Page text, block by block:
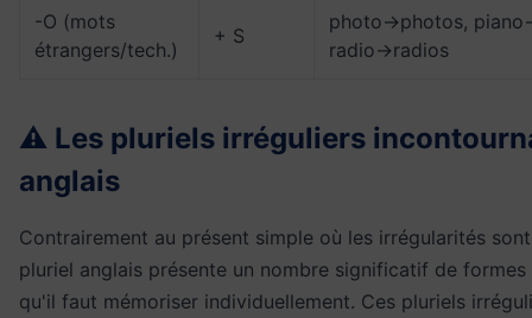
-O (mots
étrangers/tech.)
+ S
photo→photos,
radio→radios
⚠️ Les pluriels irréguliers
anglais
Contrairement au présent simple où les irrégularités
pluriel anglais présente un nombre significatif de formes
qu'il faut mémoriser individuellement. Ces pluriels